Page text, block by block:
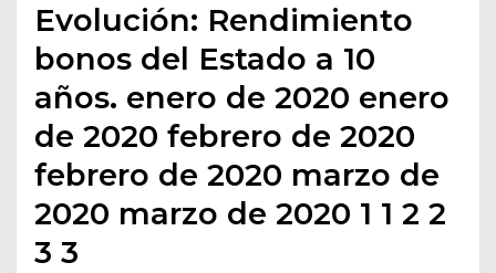
Evolución: Rendimiento
bonos del Estado a 10
años. enero de 2020 enero
de 2020 febrero de 2020
febrero de 2020 marzo de
2020 marzo de 2020 1 1 2 2
3 3